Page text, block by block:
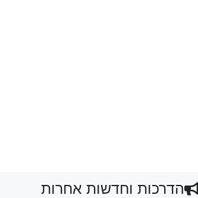
הדרכות וחדשות אחרות